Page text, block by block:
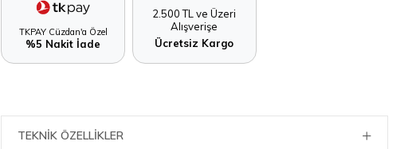
TKPAY Cüzdan'a Özel
%5 Nakit İade
2.500 TL ve Üzeri
Alışverişe
Ücretsiz Kargo
TEKNIK ÖZELLIKLER